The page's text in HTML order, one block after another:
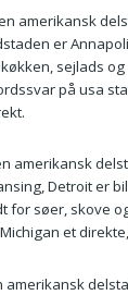
amerikansk
er
sejlads
på usa
amerikansk
Detroit er
for søer, skove
et
amerikansk